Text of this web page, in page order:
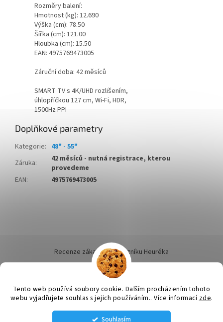
Tento web používá soubory cookie. Dalším procházením tohoto
webu vyjadřujete souhlas s jejich používáním.. Více informací zde.
Souhlasím
Rozměry balení:
Hmotnost (kg): 12.690
Výška (cm): 78.50
Šířka (cm): 121.00
Hloubka (cm): 15.50
EAN: 4975769473005
Záruční doba: 42 měsíců
SMART TV s 4K/UHD rozlišením,
úhlopříčkou 127 cm, Wi-Fi, HDR,
1500Hz PPI
Doplňkové parametry
Kategorie: 48" - 55"
Záruka:
42 měsíců - nutná registrace, kterou
provedeme
EAN: 4975769473005
í
Recenze zákazníků dotazníku Heuréka
Vytvořil Shoptet